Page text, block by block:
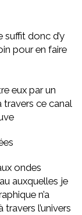
suffit donc d’y
pour en faire
eux par un
travers ce canal
ondes
auxquelles je
n’a
l’univers